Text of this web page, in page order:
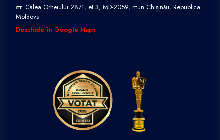
str. Calea Orheiului 28/1, et.3, MD-2059, mun.Chișinău, Republica
Moldova
Deschide în Google Maps